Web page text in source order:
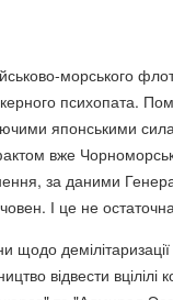
морського
психопата.
японськими
вже
за даними
І це не
щодо
відвести вцілілі